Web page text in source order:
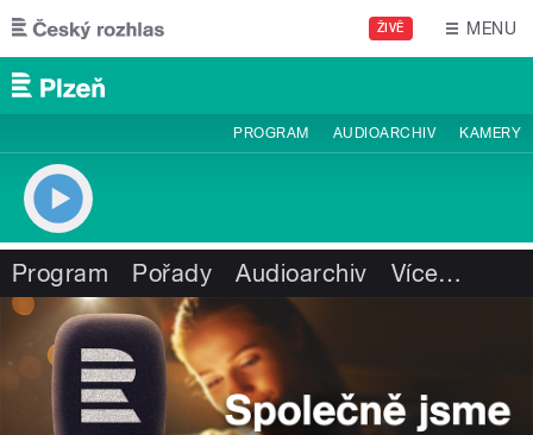
Přejít k hlavnímu obsahu
ŽIVĚ MENU
PROGRAM AUDIOARCHIV KAMERY
Program Pořady Audioarchiv Více…